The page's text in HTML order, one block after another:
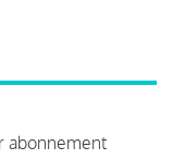
abonnement